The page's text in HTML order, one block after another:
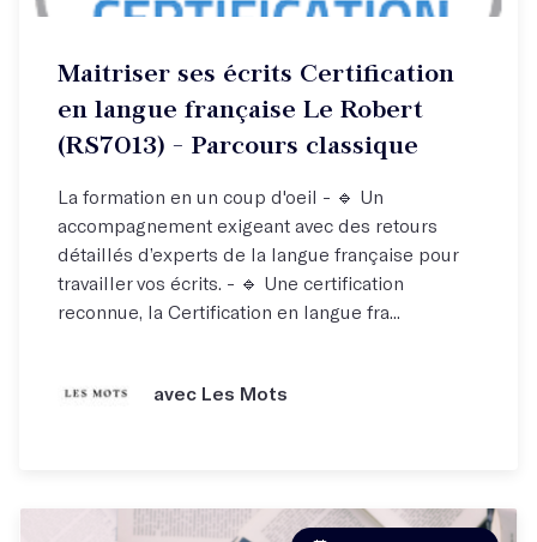
Maitriser ses écrits Certification
en langue française Le Robert
(RS7013) - Parcours classique
La formation en un coup d'oeil - 🔹 Un
accompagnement exigeant avec des retours
détaillés d’experts de la langue française pour
travailler vos écrits. - 🔹 Une certification
reconnue, la Certification en langue fra...
avec Les Mots